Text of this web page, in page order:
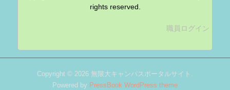
rights reserved.
職員ログイン
Copyright © 2026 無限大キャンパスポータルサイト.
Powered by PressBook WordPress theme